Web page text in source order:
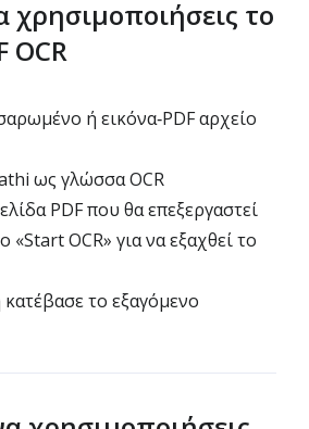
χρησιμοποιήσεις το
OCR
ή εικόνα‑PDF αρχείο
ως γλώσσα OCR
PDF που θα επεξεργαστεί
«Start OCR» για να εξαχθεί το
το εξαγόμενο